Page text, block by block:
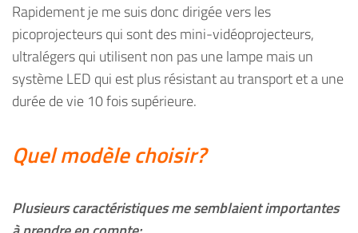
Rapidement je me suis donc dirigée vers les
picoprojecteurs qui sont des mini-vidéoprojecteurs,
ultralégers qui utilisent non pas une lampe mais un
système LED qui est plus résistant au transport et a une
durée de vie 10 fois supérieure.
Quel modèle choisir?
Plusieurs caractéristiques me semblaient importantes